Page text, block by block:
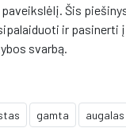
Šis
ir pasinerti
svarbą.
gamta augalas